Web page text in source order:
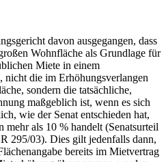
davon ausgegangen, dass
Wohnfläche als Grundlage für
Miete in einem
nicht die im Erhöhungsverlangen
sondern die tatsächliche,
maßgeblich ist, wenn es sich
wie der Senat entschieden hat,
als 10 % handelt (Senatsurteil
295/03). Dies gilt jedenfalls dann,
bereits im Mietvertrag